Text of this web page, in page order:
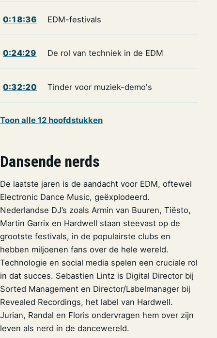
0:18:36 EDM-festivals
0:24:29 De rol van techniek in de EDM
0:32:20 Tinder voor muziek-demo's
Toon alle 12 hoofdstukken
Dansende nerds
De laatste jaren is de aandacht voor EDM, oftewel
Electronic Dance Music, geëxplodeerd.
Nederlandse DJ’s zoals Armin van Buuren, Tiësto,
Martin Garrix en Hardwell staan steevast op de
grootste festivals, in de populairste clubs en
hebben miljoenen fans over de hele wereld.
Technologie en social media spelen een cruciale rol
in dat succes. Sebastien Lintz is Digital Director bij
Sorted Management en Director/Labelmanager bij
Revealed Recordings, het label van Hardwell.
Jurian, Randal en Floris ondervragen hem over zijn
leven als nerd in de dancewereld.